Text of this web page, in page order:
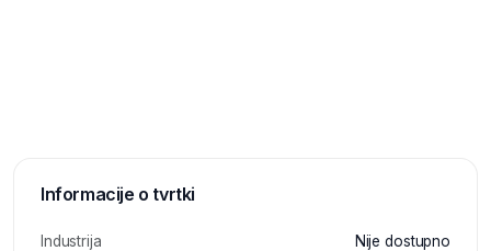
Informacije o tvrtki
Industrija Nije dostupno